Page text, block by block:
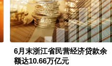
6月末浙江省民营经济贷款余
额达10.66万亿元